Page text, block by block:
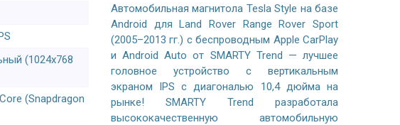
(1024x768
(Snapdragon
Автомобильная магнитола Tesla Style на базе
Android для Land Rover Range Rover Sport
(2005–2013 гг.) с беспроводным Apple CarPlay
и Android Auto от SMARTY Trend — лучшее
головное устройство с вертикальным
экраном IPS с диагональю 10,4 дюйма на
рынке! SMARTY Trend разработала
высококачественную автомобильную